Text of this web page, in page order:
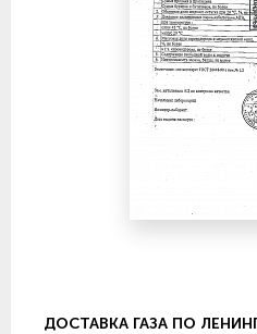
ДОСТАВКА ГАЗА ПО